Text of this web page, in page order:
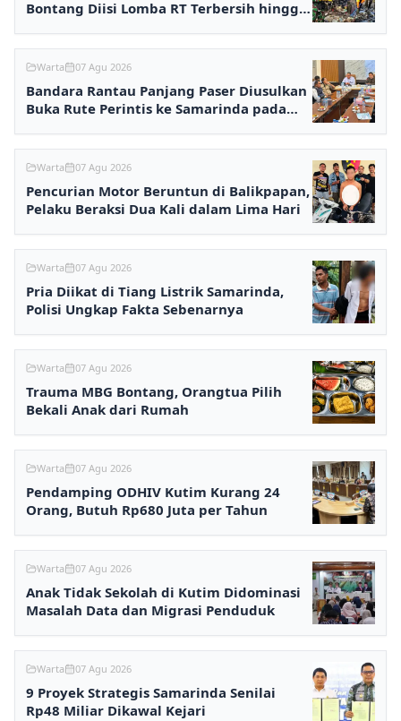
Bontang Diisi Lomba RT Terbersih hingga
Warta 07 Agu 2026
Bandara Rantau Panjang Paser Diusulkan
Buka Rute Perintis ke Samarinda pada
Warta 07 Agu 2026
Pencurian Motor Beruntun di Balikpapan,
Pelaku Beraksi Dua Kali dalam Lima Hari
Warta 07 Agu 2026
Pria Diikat di Tiang Listrik Samarinda,
Polisi Ungkap Fakta Sebenarnya
Warta 07 Agu 2026
Trauma MBG Bontang, Orangtua Pilih
Bekali Anak dari Rumah
Warta 07 Agu 2026
Pendamping ODHIV Kutim Kurang 24
Orang, Butuh Rp680 Juta per Tahun
Warta 07 Agu 2026
Anak Tidak Sekolah di Kutim Didominasi
Masalah Data dan Migrasi Penduduk
Warta 07 Agu 2026
9 Proyek Strategis Samarinda Senilai
Rp48 Miliar Dikawal Kejari